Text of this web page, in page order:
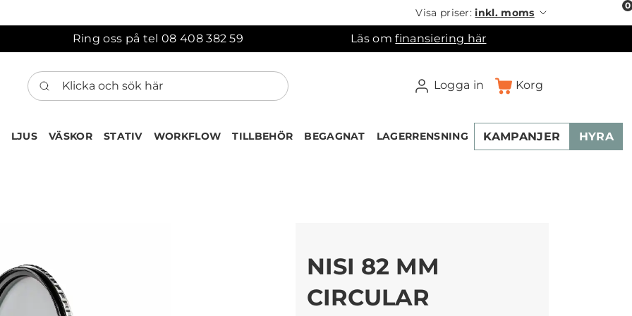
Visa priser:inkl. moms
Ring oss på tel 08 408 382 59 Läs omfinansiering här
Klicka och sök här
Logga in Korg
0
LJUS VÄSKOR STATIV WORKFLOW TILLBEHÖR BEGAGNAT LAGERRENSNING KAMPANJER HYRA
Köps ofta tillsammans med
NISI 82 MM
CIRCULAR